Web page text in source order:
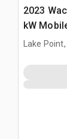
2023
kW
Lake Point,